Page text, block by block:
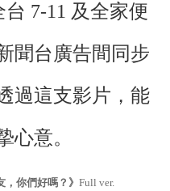
台 7-11 及全家便
聞台廣告間同步
過這支影片，能
心意。
，你們好嗎？》 Full ver.